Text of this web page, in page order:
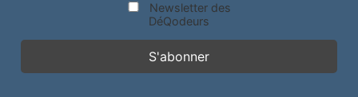
Newsletter des
DéQodeurs